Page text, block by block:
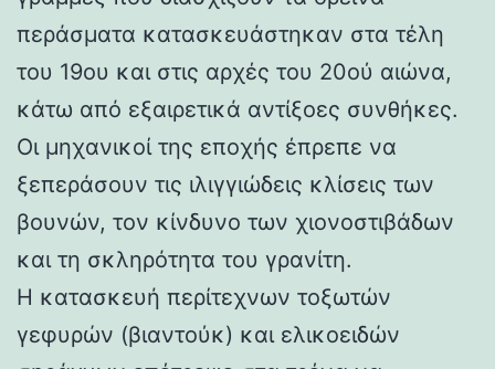
περάσματα κατασκευάστηκαν στα τέλη
του 19ου και στις αρχές του 20ού αιώνα,
κάτω από εξαιρετικά αντίξοες συνθήκες.
Οι μηχανικοί της εποχής έπρεπε να
ξεπεράσουν τις ιλιγγιώδεις κλίσεις των
βουνών, τον κίνδυνο των χιονοστιβάδων
και τη σκληρότητα του γρανίτη.
Η κατασκευή περίτεχνων τοξωτών
γεφυρών (βιαντούκ) και ελικοειδών